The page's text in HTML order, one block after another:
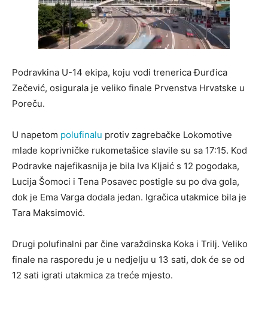
Podravkina U-14 ekipa, koju vodi trenerica Đurđica
Zečević, osigurala je veliko finale Prvenstva Hrvatske u
Poreču.
U napetom polufinalu protiv zagrebačke Lokomotive
mlade koprivničke rukometašice slavile su sa 17:15. Kod
Podravke najefikasnija je bila Iva Kljaić s 12 pogodaka,
Lucija Šomoci i Tena Posavec postigle su po dva gola,
dok je Ema Varga dodala jedan. Igračica utakmice bila je
Tara Maksimović.
Drugi polufinalni par čine varaždinska Koka i Trilj. Veliko
finale na rasporedu je u nedjelju u 13 sati, dok će se od
12 sati igrati utakmica za treće mjesto.